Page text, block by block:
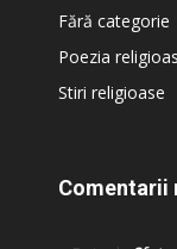
Fără categorie
Poezia
Stiri religioase
Comentarii